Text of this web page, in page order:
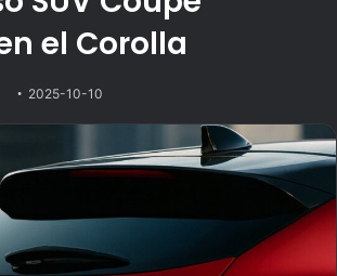
el Corolla
Send2025-10-10